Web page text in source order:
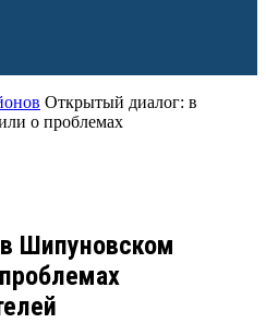
Открытый диалог: в
о проблемах
Шипуновском